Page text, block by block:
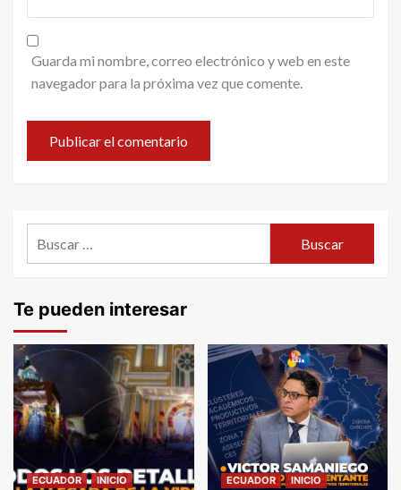
Guarda mi nombre, correo electrónico y web en este
navegador para la próxima vez que comente.
Te pueden interesar
ECUADOR
INICIO
ECUADOR
INICIO